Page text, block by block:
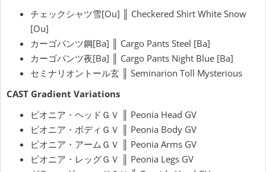
チェックシャツ雪[Ou] ║ Checkered Shirt White Snow
[Ou]
カーゴパンツ鋼[Ba] ║ Cargo Pants Steel [Ba]
カーゴパンツ夜[Ba] ║ Cargo Pants Night Blue [Ba]
セミナリオントール玄 ║ Seminarion Toll Mysterious
CAST Gradient Variations
ピオニア・ヘッドＧＶ ║ Peonia Head GV
ピオニア・ボディＧＶ ║ Peonia Body GV
ピオニア・アームＧＶ ║ Peonia Arms GV
ピオニア・レッグＧＶ ║ Peonia Legs GV